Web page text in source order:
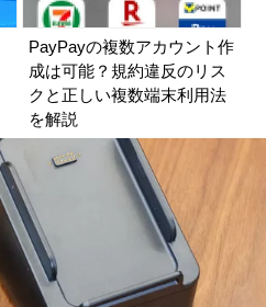
PayPayの複数アカウント作
成は可能？規約違反のリス
クと正しい複数端末利用法
を解説